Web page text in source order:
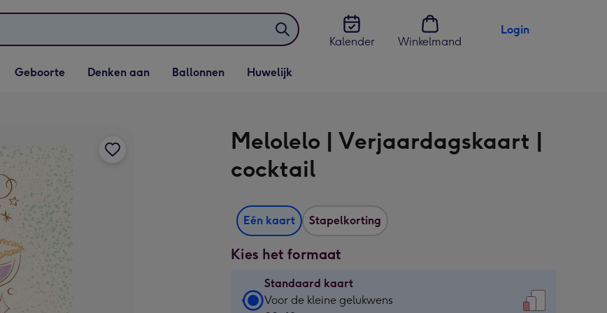
Kalender
Winkelmand
Login
Vervolgkeuzelijst
Geboorte openen
Geboorte
Vervolgkeuzelijst
Denken aan openen
Denken aan
Vervolgkeuzelijst
Ballonnen openen
Ballonnen
Vervolgkeuzelijst
Huwelijk openen
Huwelijk
Melolelo | Verjaardagskaart |
cocktail
Eén kaart Stapelkorting
Kies het formaat
Standaard kaart
Standaard
Voor de kleine gelukwens